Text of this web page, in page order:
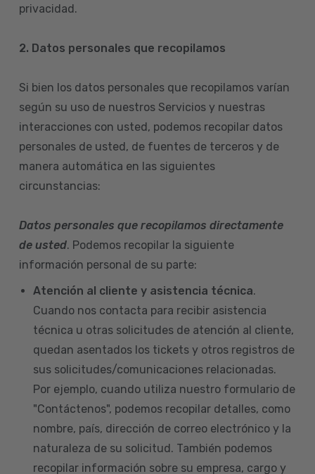
privacidad.
2. Datos personales que recopilamos
Si bien los datos personales que recopilamos varían
según su uso de nuestros Servicios y nuestras
interacciones con usted, podemos recopilar datos
personales de usted, de fuentes de terceros y de
manera automática en las siguientes
circunstancias:
Datos personales que recopilamos directamente
de usted. Podemos recopilar la siguiente
información personal de su parte:
Atención al cliente y asistencia técnica.
Cuando nos contacta para recibir asistencia
técnica u otras solicitudes de atención al cliente,
quedan asentados los tickets y otros registros de
sus solicitudes/comunicaciones relacionadas.
Por ejemplo, cuando utiliza nuestro formulario de
"Contáctenos", podemos recopilar detalles, como
nombre, país, dirección de correo electrónico y la
naturaleza de su solicitud. También podemos
recopilar información sobre su empresa, cargo y